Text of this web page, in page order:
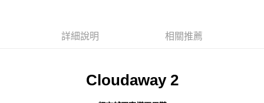
詳細說明 相關推薦
Cloudaway 2